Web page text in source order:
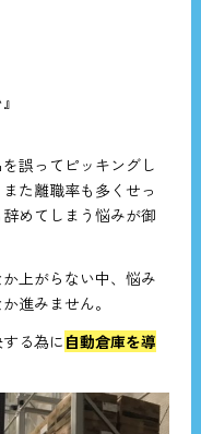
誤ってピッキングし
た離職率も多くせっ
めてしまう悩みが御
上がらない中、悩み
進みません。
る為に 自動倉庫を導